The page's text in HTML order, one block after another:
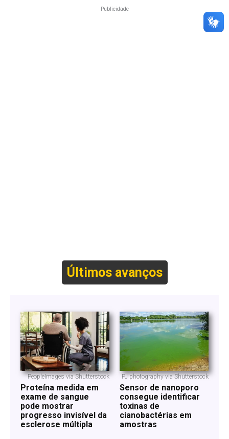
Publicidade
Últimos avanços
PeopleImages via Shutterstock
Proteína medida em
exame de sangue
pode mostrar
progresso invisível da
esclerose múltipla
PJ photography via Shutterstock
Sensor de nanoporo
consegue identificar
toxinas de
cianobactérias em
amostras